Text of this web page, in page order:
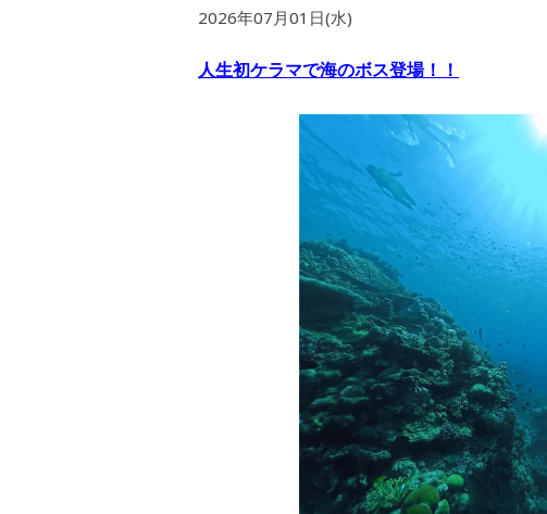
2026年07月01日(水)
人生初ケラマで海のボス登場！！